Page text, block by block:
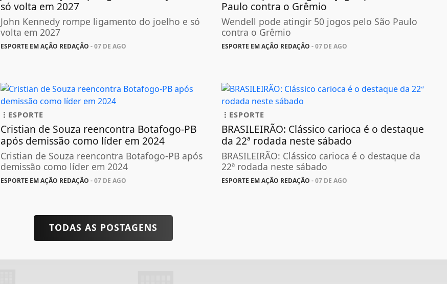
só volta em 2027
John Kennedy rompe ligamento do joelho e só
volta em 2027
ESPORTE EM AÇÃO REDAÇÃO - 07 DE AGO
Paulo contra o Grêmio
Wendell pode atingir 50 jogos pelo São Paulo
contra o Grêmio
ESPORTE EM AÇÃO REDAÇÃO - 07 DE AGO
ESPORTE
Cristian de Souza reencontra Botafogo-PB
após demissão como líder em 2024
Cristian de Souza reencontra Botafogo-PB após
demissão como líder em 2024
ESPORTE EM AÇÃO REDAÇÃO - 07 DE AGO
ESPORTE
BRASILEIRÃO: Clássico carioca é o destaque
da 22ª rodada neste sábado
BRASILEIRÃO: Clássico carioca é o destaque da
22ª rodada neste sábado
ESPORTE EM AÇÃO REDAÇÃO - 07 DE AGO
TODAS AS POSTAGENS